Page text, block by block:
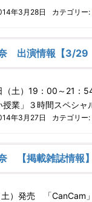
年3月28日 カテゴリー:
出演情報【3/29
（土）19：00～21：
授業」３時間スペシャ
年3月27日 カテゴリー:
【掲載雑誌情報】
土）発売 「CanCam